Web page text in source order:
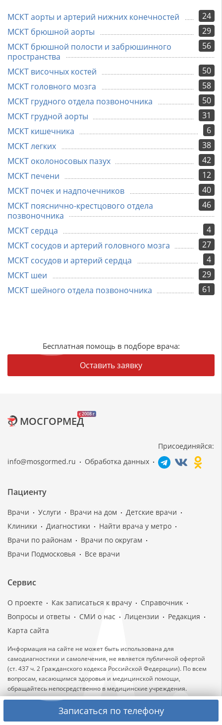
24
МСКТ аорты и артерий нижних конечностей
29
МСКТ брюшной аорты
56
МСКТ брюшной полости и забрюшинного
пространства
50
МСКТ височных костей
58
МСКТ головного мозга
50
МСКТ грудного отдела позвоночника
31
МСКТ грудной аорты
6
МСКТ кишечника
38
МСКТ легких
42
МСКТ околоносовых пазух
12
МСКТ печени
40
МСКТ почек и надпочечников
46
МСКТ пояснично-крестцового отдела
позвоночника
4
МСКТ сердца
27
МСКТ сосудов и артерий головного мозга
4
МСКТ сосудов и артерий сердца
29
МСКТ шеи
61
МСКТ шейного отдела позвоночника
Записаться по телефону
Бесплатная помощь в подборе врача:
Оставить заявку
c 2008 г
МОСГОРМЕД
info@mosgormed.ru Обработка данных
Присоединяйся:
Пациенту
Врачи Услуги Врачи на дом
Детские врачи
Клиники
Диагностики
Найти врача у метро
Врачи по районам
Врачи по округам
Врачи Подмосковья
Все врачи
Сервис
О проекте Как записаться к врачу
Справочник
Вопросы и ответы
СМИ о нас Лицензии
Редакция
Карта сайта
Информация на сайте не может быть использована для
самодиагностики и самолечения, не является публичной офертой
(ст. 437 ч. 2 Гражданского кодекса Российской Федерации). По всем
вопросам, касающимся здоровья и медицинской помощи,
обращайтесь непосредственно в медицинские учреждения.
Лицензии медицинских клиник: ЛО-77-01-014965 от 05.10.2017,
ЛО-77-01-016533 от 20.08.2018, ЛО-77-01-005774 от 18.02.2013, ЛО-77-
01-016590 от 29.08.2018.